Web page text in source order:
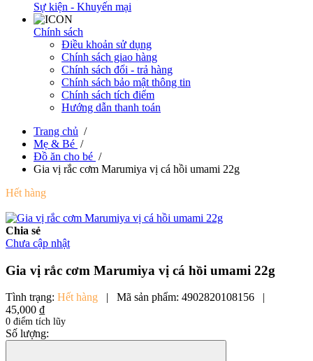
Sự kiện - Khuyến mại
Chính sách
Điều khoản sử dụng
Chính sách giao hàng
Chính sách đổi - trả hàng
Chính sách bảo mật thông tin
Chính sách tích điểm
Hướng dẫn thanh toán
Trang chủ /
Mẹ & Bé /
Đồ ăn cho bé /
Gia vị rắc cơm Marumiya vị cá hồi umami 22g
Hết hàng
Chia sẻ
Chưa cập nhật
Gia vị rắc cơm Marumiya vị cá hồi umami 22g
Tình trạng: Hết hàng | Mã sản phẩm: 4902820108156
|
45,000 ₫
0 điểm tích lũy
Số lượng: